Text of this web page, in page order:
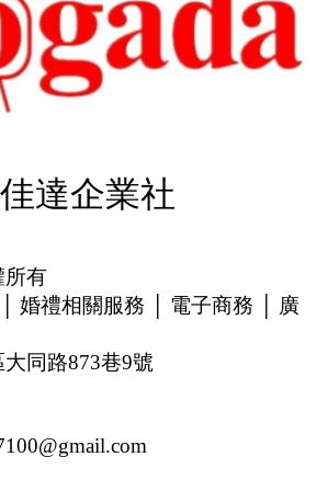
達企業社
所有
婚禮相關服務 │ 電子商務 │ 廣
同路873巷9號